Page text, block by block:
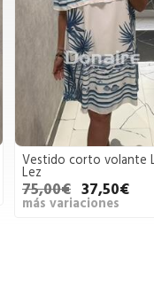
Vestido corto volante
Lez
75,00€ 37,50€
más variaciones